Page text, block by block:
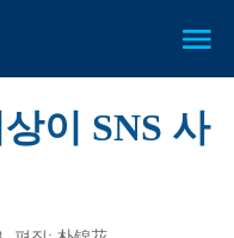
이 SNS 사